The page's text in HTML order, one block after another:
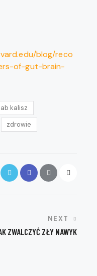
blog/reco
of-gut-brain-
kalisz
zdrowie
Twitter FacebookShare- Copy
NEXT
ZWALCZYĆ ZŁY NAWYK